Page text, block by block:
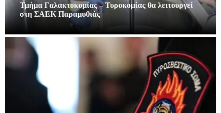
Τμήμα Γαλακτοκομίας – Τυροκομίας θα λειτουργεί
στη ΣΑΕΚ Παραμυθιάς